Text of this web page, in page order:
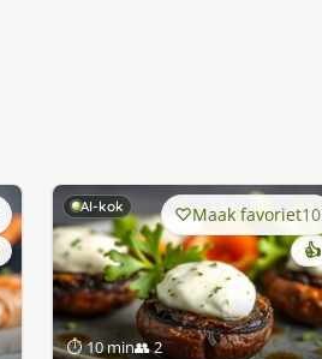
AI-kok
⏱ 10 min👥 2
Maak favoriet10
👍